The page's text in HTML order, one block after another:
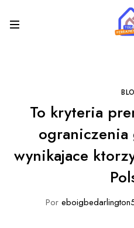
To kryteria
wynikajace
Por